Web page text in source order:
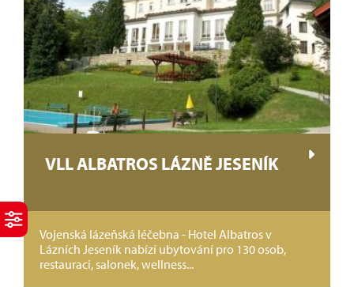
VLL ALBATROS LÁZNĚ JESENÍK
Vojenská lázeňská léčebna - Hotel Albatros v
Lázních Jeseník nabízí ubytování pro 130 osob,
restauraci, salonek, wellness...